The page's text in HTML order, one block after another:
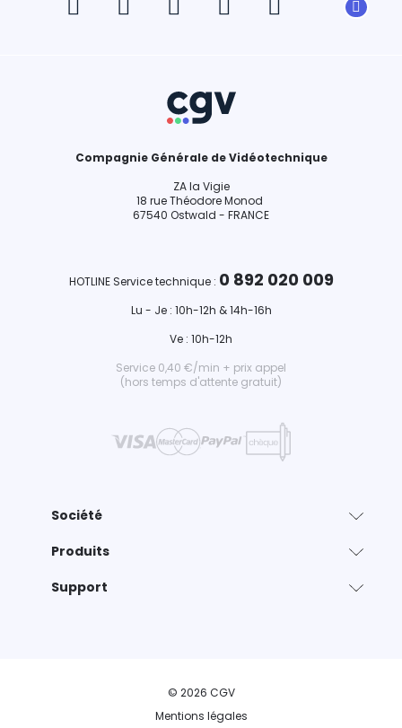
Compagnie Générale de Vidéotechnique
ZA la Vigie
18 rue Théodore Monod
67540 Ostwald - FRANCE
HOTLINE Service technique : 0 892 020 009
Lu - Je : 10h-12h & 14h-16h
Ve : 10h-12h
Service 0,40 €/min + prix appel
(hors temps d'attente gratuit)
Société
Produits
Support
© 2026 CGV
Mentions légales